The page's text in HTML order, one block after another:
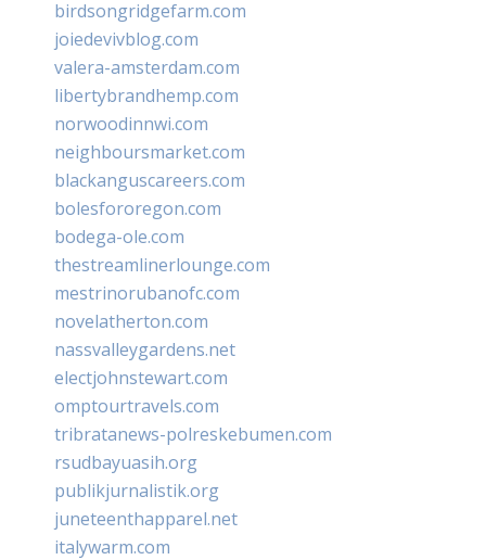
birdsongridgefarm.com
joiedevivblog.com
valera-amsterdam.com
libertybrandhemp.com
norwoodinnwi.com
neighboursmarket.com
blackanguscareers.com
bolesfororegon.com
bodega-ole.com
thestreamlinerlounge.com
mestrinorubanofc.com
novelatherton.com
nassvalleygardens.net
electjohnstewart.com
omptourtravels.com
tribratanews-polreskebumen.com
rsudbayuasih.org
publikjurnalistik.org
juneteenthapparel.net
italywarm.com